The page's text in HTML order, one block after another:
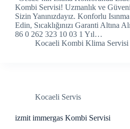
Hacklink panel
Hacklink Panel
Hacklink panel
Hacklink Panel
Kombi Servisi! Uzmanlık ve
Sizin Yanınızdayız. Konforlu
Edin, Sıcaklığınızı Garanti Altına
86 0 262 323 10 03 1 Yıl…
Kocaeli Kombi Klima Servisi
Kocaeli Servis
izmit immergas Kombi Servisi